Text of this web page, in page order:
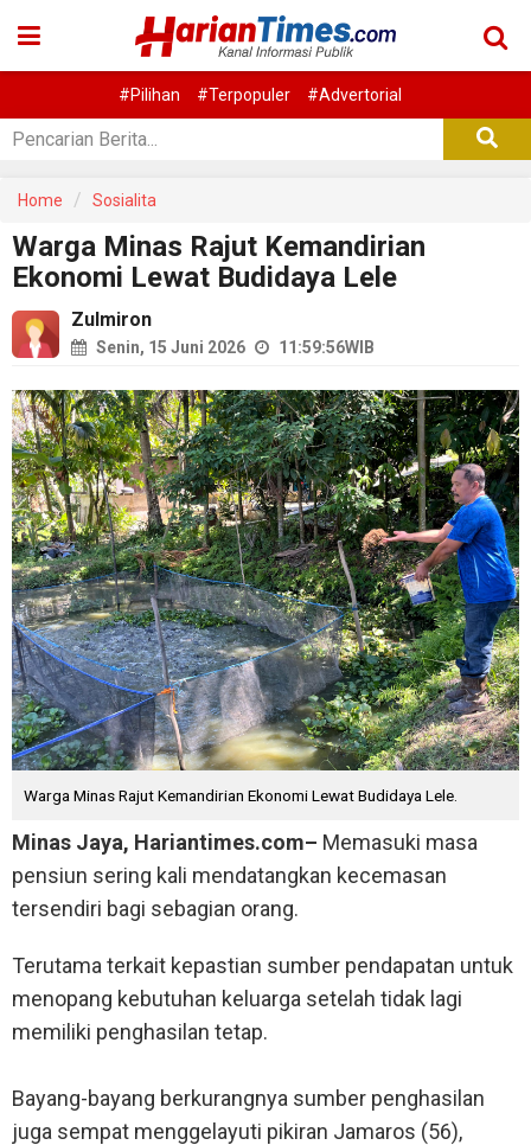
#Pilihan #Terpopuler #Advertorial
Home Sosialita
Warga Minas Rajut Kemandirian
Ekonomi Lewat Budidaya Lele
Zulmiron
Senin, 15 Juni 2026 11:59:56WIB
Warga Minas Rajut Kemandirian Ekonomi Lewat Budidaya Lele.
Minas Jaya, Hariantimes.com– Memasuki masa
pensiun sering kali mendatangkan kecemasan
tersendiri bagi sebagian orang.
Terutama terkait kepastian sumber pendapatan untuk
menopang kebutuhan keluarga setelah tidak lagi
memiliki penghasilan tetap.
Bayang-bayang berkurangnya sumber penghasilan
juga sempat menggelayuti pikiran Jamaros (56),